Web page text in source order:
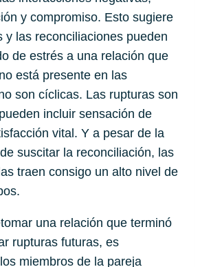
y compromiso. Esto sugiere
y las reconciliaciones pueden
de estrés a una relación que
está presente en las
son cíclicas. Las rupturas son
incluir sensación de
vital. Y a pesar de la
suscitar la reconciliación, las
traen consigo un alto nivel de
una relación que terminó
rupturas futuras, es